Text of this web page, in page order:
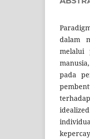
dalam
melalui
pada